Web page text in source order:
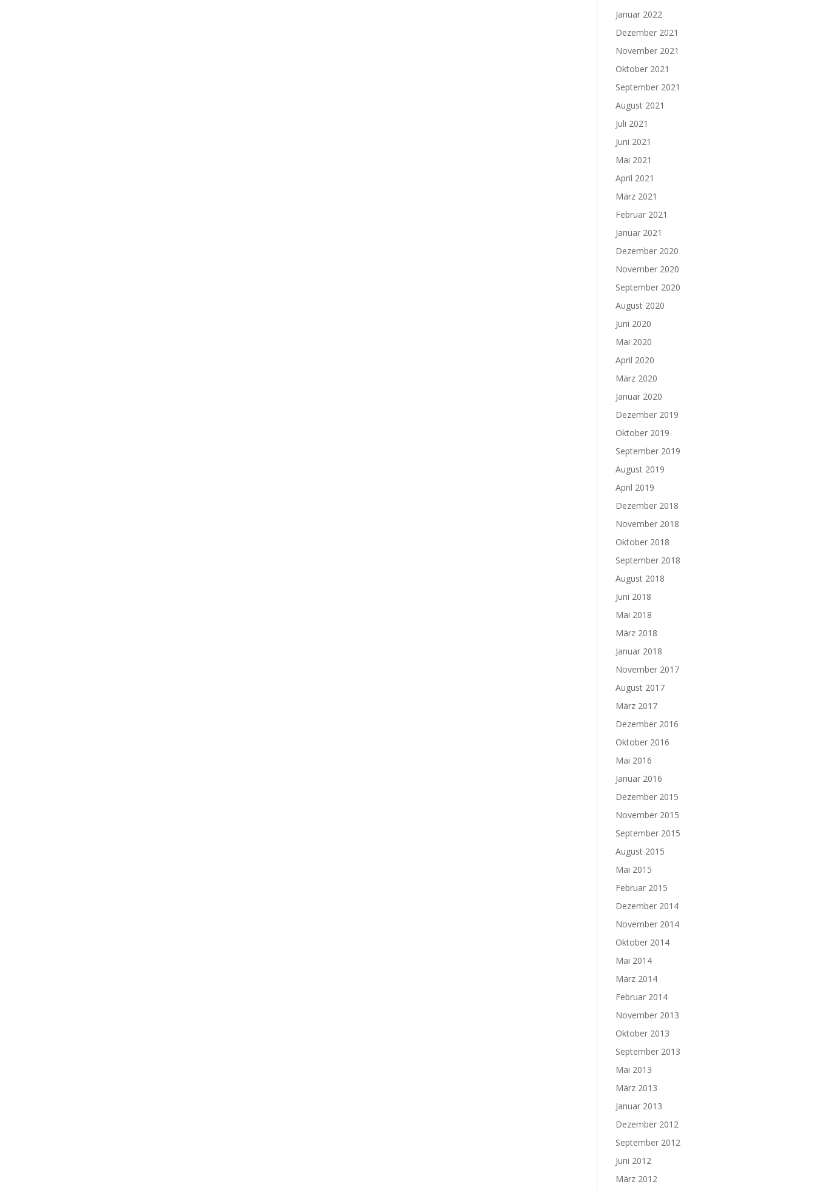
Januar 2022
Dezember 2021
November 2021
Oktober 2021
September 2021
August 2021
Juli 2021
Juni 2021
Mai 2021
April 2021
März 2021
Februar 2021
Januar 2021
Dezember 2020
November 2020
September 2020
August 2020
Juni 2020
Mai 2020
April 2020
März 2020
Januar 2020
Dezember 2019
Oktober 2019
September 2019
August 2019
April 2019
Dezember 2018
November 2018
Oktober 2018
September 2018
August 2018
Juni 2018
Mai 2018
März 2018
Januar 2018
November 2017
August 2017
März 2017
Dezember 2016
Oktober 2016
Mai 2016
Januar 2016
Dezember 2015
November 2015
September 2015
August 2015
Mai 2015
Februar 2015
Dezember 2014
November 2014
Oktober 2014
Mai 2014
März 2014
Februar 2014
November 2013
Oktober 2013
September 2013
Mai 2013
März 2013
Januar 2013
Dezember 2012
September 2012
Juni 2012
März 2012